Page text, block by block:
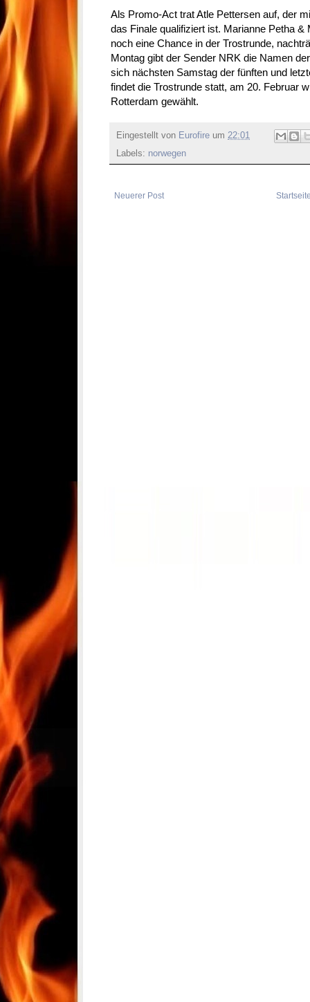
Als Promo-Act trat Atle Pettersen auf, der
das Finale qualifiziert ist. Marianne Petha
noch eine Chance in der Trostrunde,
Montag gibt der Sender NRK die Namen
sich nächsten Samstag der fünften und
findet die Trostrunde statt, am 20. Februar
Rotterdam gewählt.
Eingestellt von Eurofire um 22:01
Labels: norwegen
Neuerer Post